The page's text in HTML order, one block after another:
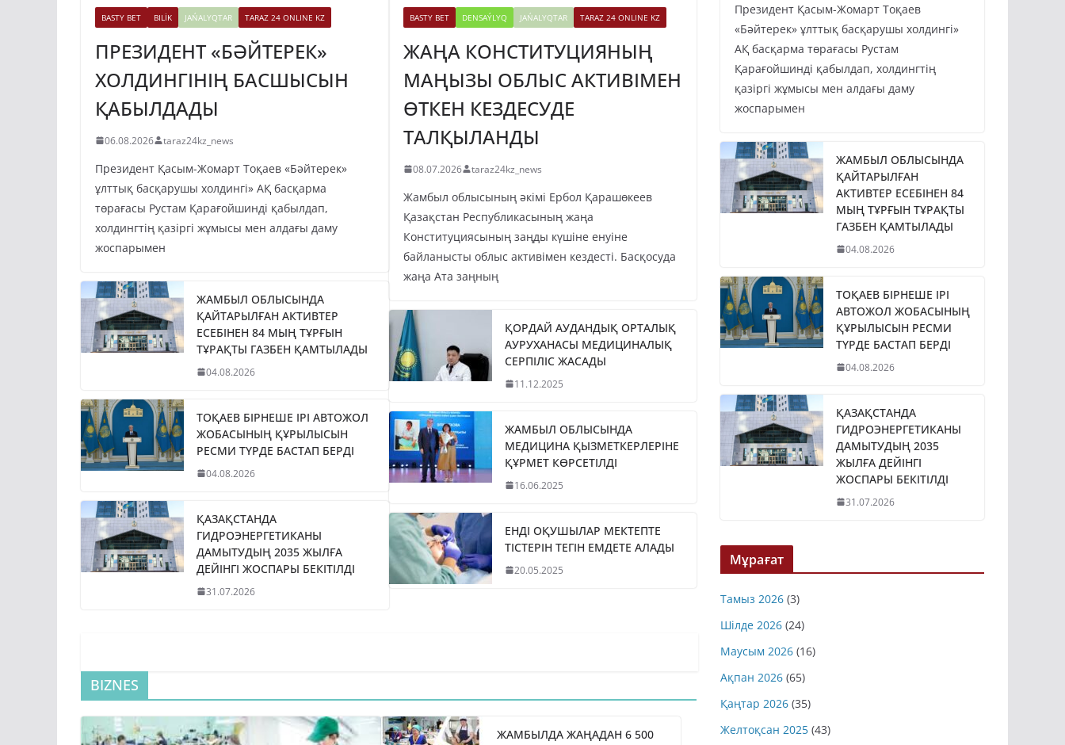
BASTY BET BILİK JAŃALYQTAR TARAZ 24 ONLINE KZ
ПРЕЗИДЕНТ «БӘЙТЕРЕК»
ХОЛДИНГІНІҢ БАСШЫСЫН
ҚАБЫЛДАДЫ
06.08.2026 taraz24kz_news
Президент Қасым-Жомарт Тоқаев «Бәйтерек»
ұлттық басқарушы холдингі» АҚ басқарма
төрағасы Рустам Қарағойшинді қабылдап,
холдингтің қазіргі жұмысы мен алдағы даму
жоспарымен
ЖАМБЫЛ ОБЛЫСЫНДА
ҚАЙТАРЫЛҒАН АКТИВТЕР
ЕСЕБІНЕН 84 МЫҢ ТҰРҒЫН
ТҰРАҚТЫ ГАЗБЕН ҚАМТЫЛАДЫ
04.08.2026
ТОҚАЕВ БІРНЕШЕ ІРІ АВТОЖОЛ
ЖОБАСЫНЫҢ ҚҰРЫЛЫСЫН
РЕСМИ ТҮРДЕ БАСТАП БЕРДІ
04.08.2026
ҚАЗАҚСТАНДА
ГИДРОЭНЕРГЕТИКАНЫ
ДАМЫТУДЫҢ 2035 ЖЫЛҒА
ДЕЙІНГІ ЖОСПАРЫ БЕКІТІЛДІ
31.07.2026
BASTY BET DENSAÝLYQ JAŃALYQTAR TARAZ 24 ONLINE KZ
ЖАҢА КОНСТИТУЦИЯНЫҢ
МАҢЫЗЫ ОБЛЫС АКТИВІМЕН
ӨТКЕН КЕЗДЕСУДЕ
ТАЛҚЫЛАНДЫ
08.07.2026 taraz24kz_news
Жамбыл облысының әкімі Ербол Қарашөкеев
Қазақстан Республикасының жаңа
Конституциясының заңды күшіне енуіне
байланысты облыс активімен кездесті. Басқосуда
жаңа Ата заңның
ҚОРДАЙ АУДАНДЫҚ ОРТАЛЫҚ
АУРУХАНАСЫ МЕДИЦИНАЛЫҚ
СЕРПІЛІС ЖАСАДЫ
11.12.2025
ЖАМБЫЛ ОБЛЫСЫНДА
МЕДИЦИНА ҚЫЗМЕТКЕРЛЕРІНЕ
ҚҰРМЕТ КӨРСЕТІЛДІ
16.06.2025
ЕНДІ ОҚУШЫЛАР МЕКТЕПТЕ
ТІСТЕРІН ТЕГІН ЕМДЕТЕ АЛАДЫ
20.05.2025
BIZNES
ЖАМБЫЛДА ЖАҢАДАН 6 500
Президент Қасым-Жомарт Тоқаев
«Бәйтерек» ұлттық басқарушы холдингі»
АҚ басқарма төрағасы Рустам
Қарағойшинді қабылдап, холдингтің
қазіргі жұмысы мен алдағы даму
жоспарымен
ЖАМБЫЛ ОБЛЫСЫНДА
ҚАЙТАРЫЛҒАН
АКТИВТЕР ЕСЕБІНЕН 84
МЫҢ ТҰРҒЫН ТҰРАҚТЫ
ГАЗБЕН ҚАМТЫЛАДЫ
04.08.2026
ТОҚАЕВ БІРНЕШЕ ІРІ
АВТОЖОЛ ЖОБАСЫНЫҢ
ҚҰРЫЛЫСЫН РЕСМИ
ТҮРДЕ БАСТАП БЕРДІ
04.08.2026
ҚАЗАҚСТАНДА
ГИДРОЭНЕРГЕТИКАНЫ
ДАМЫТУДЫҢ 2035
ЖЫЛҒА ДЕЙІНГІ
ЖОСПАРЫ БЕКІТІЛДІ
31.07.2026
Мұрағат
Тамыз 2026 (3)
Шілде 2026 (24)
Маусым 2026 (16)
Ақпан 2026 (65)
Қаңтар 2026 (35)
Желтоқсан 2025 (43)